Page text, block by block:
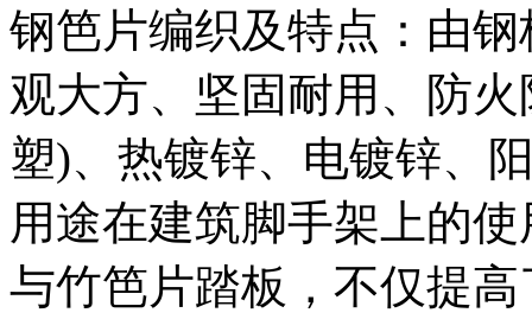
钢笆片编织及特点：由
观大方、坚固耐用、防
塑)、热镀锌、电镀锌、
用途在建筑脚手架上的
与竹笆片踏板，不仅提